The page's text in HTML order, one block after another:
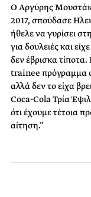
Ο Αργύρης
2017, σπούδασε
ήθελε να γυρίσει
για δουλειές και
δεν έβρισκα
trainee πρόγραμμα
αλλά δεν το είχα
Coca-Cola Τρία
ότι έχουμε τέτοια
αίτηση.”